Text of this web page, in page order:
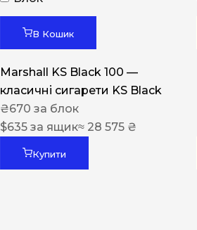
Nistru
В Кошик
Marshall KS Black 100 —
класичні сигарети KS Black
₴670 за блок
$635 за ящик≈ 28 575 ₴
Купити